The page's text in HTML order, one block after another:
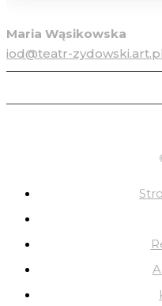
Maria Wąsikowska
iod@teatr-zydowski.art.pl